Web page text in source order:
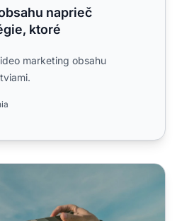
naprieč
ktoré
marketing obsahu
videá s vysokou